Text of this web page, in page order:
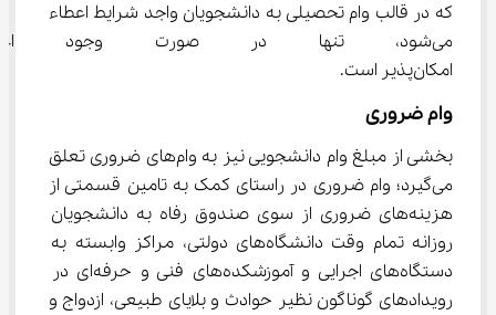
که در قالب وام تحصیلی به دانشجویان واجد شرایط اعطاء
می‌شود، تنها در صورت وجود
امکان‌پذیر است.
وام ضروری
بخشی از مبلغ وام دانشجویی نیز به وام‌های ضروری تعلق
می‌گیرد؛ وام ضروری در راستای کمک به تامین قسمتی از
هزینه‌های ضروری از سوی صندوق رفاه به دانشجویان
روزانه تمام وقت دانشگاه‌های دولتی، مراکز وابسته به
دستگاه‌های اجرایی و آموزشکده‌های فنی و حرفه‌ای در
رویدادهای گوناگون نظیر حوادث و بلایای طبیعی، ازدواج و